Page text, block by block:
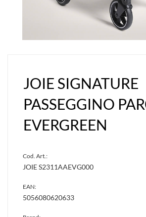
JOIE SIGNATURE
PASSEGGINO
EVERGREEN
Cod. Art.:
JOIE S2311AAEVG000
EAN:
5056080620633